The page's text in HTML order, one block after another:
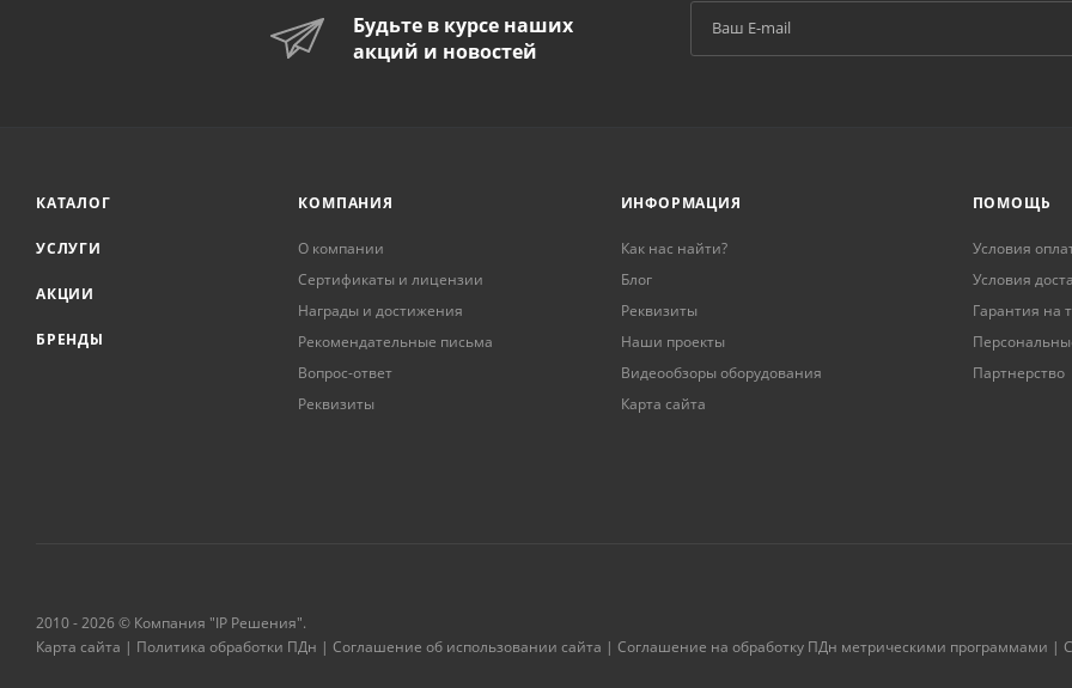
Будьте в курсе наших
акций и новостей
КАТАЛОГ
УСЛУГИ
АКЦИИ
БРЕНДЫ
КОМПАНИЯ
О компании
Сертификаты и лицензии
Награды и достижения
Рекомендательные письма
Вопрос-ответ
Реквизиты
ИНФОРМАЦИЯ
Как нас найти?
Блог
Реквизиты
Наши проекты
Видеообзоры оборудования
Карта сайта
ПОМОЩЬ
Условия
Условия
Гарантия на
Партнерство
2010 - 2026 © Компания "IP Решения".
Карта сайта | Политика обработки ПДн | Соглашение об использовании сайта | Соглашение на обработку ПДн метрическими программами |